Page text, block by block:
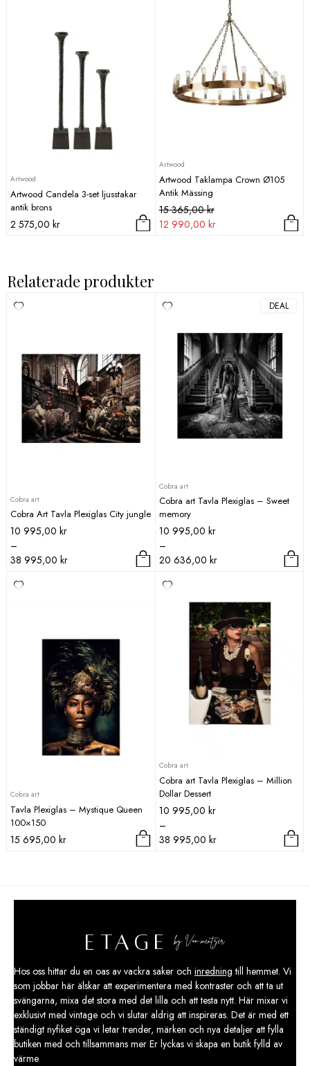
Artwood
Artwood Candela 3-set ljusstakar
antik brons
2 575,00 kr
Artwood
Artwood Taklampa Crown Ø105
Antik Mässing
15 365,00kr
Det
ursprungliga
12 990,00 kr
Det
nuvarande
Relaterade produkter
Cobra art
Cobra Art Tavla Plexiglas City jungle
10 995,00 kr
–
38 995,00 kr
Prisintervall:
10
995,00 kr
38
här
alternativen
produktsidan
DEAL
Cobra art
Cobra art Tavla Plexiglas – Sweet
memory
10 995,00 kr
–
20 636,00 kr
Prisintervall:
10
995,00 kr
20
636,00 kr
här
produkten
alternativen
Cobra art
Tavla Plexiglas – Mystique Queen
100×150
15 695,00 kr
Cobra art
Cobra art Tavla Plexiglas – Million
Dollar Dessert
10 995,00 kr
–
38 995,00 kr
Prisintervall:
10
995,00 kr
har
De
alternativen
kan
väljas
på
produktsidan
Hos oss hittar du en oas av vackra saker och inredning till hemmet. Vi
som jobbar här älskar att experimentera med kontraster och att ta ut
svängarna, mixa det stora med det lilla och att testa nytt. Här mixar vi
exklusivt med vintage och vi slutar aldrig att inspireras. Det är med ett
ständigt nyfiket öga vi letar trender, märken och nya detaljer att fylla
butiken med och tillsammans mer Er lyckas vi skapa en butik fylld av
värme